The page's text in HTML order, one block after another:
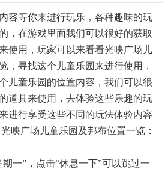
容等你来进行玩乐，各种趣味的玩
，在游戏里面我们可以很好的获取
使用，玩家可以来看看光映广场儿
，寻找这个儿童乐园来进行使用，
儿童乐园的位置内容，我们可以很
道具来使用，去体验这些乐趣的玩
进行享受这些不同的玩法体验内容
映广场儿童乐园及邦布位置一览：
期一”，点击“休息一下”可以跳过一